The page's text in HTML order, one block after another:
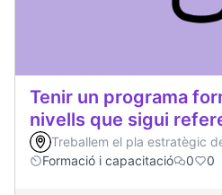
Tenir un programa
nivells que sigui
Treballem el pla estratègic
Formació i capacitació
0 0